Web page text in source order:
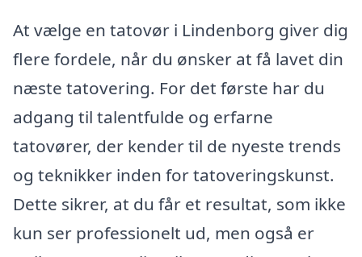
At vælge en tatovør i Lindenborg giver dig
flere fordele, når du ønsker at få lavet din
næste tatovering. For det første har du
adgang til talentfulde og erfarne
tatovører, der kender til de nyeste trends
og teknikker inden for tatoveringskunst.
Dette sikrer, at du får et resultat, som ikke
kun ser professionelt ud, men også er